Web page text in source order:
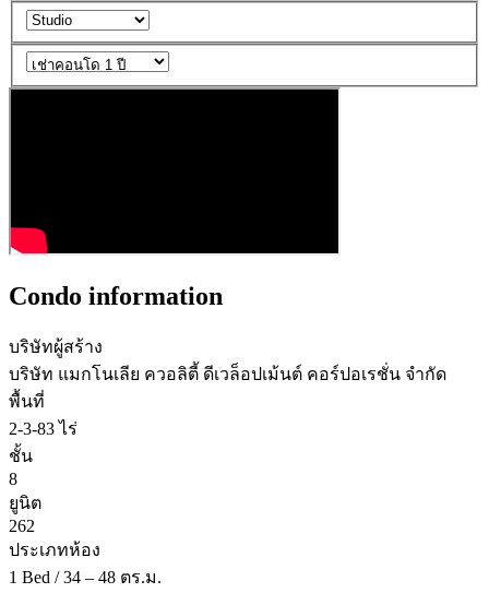
Condo information
บริษัทผู้สร้าง
บริษัท แมกโนเลีย ควอลิตี้ ดีเวล็อปเม้นต์ คอร์ปอเรชั่น จำกัด
พื้นที่
2-3-83 ไร่
ชั้น
8
ยูนิต
262
ประเภทห้อง
1 Bed / 34 – 48 ตร.ม.